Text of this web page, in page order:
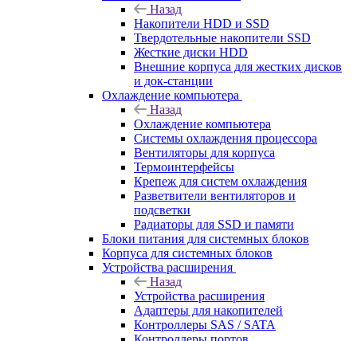
Назад
Накопители HDD и SSD
Твердотельные накопители SSD
Жесткие диски HDD
Внешние корпуса для жестких дисков
и док-станции
Охлаждение компьютера
Назад
Охлаждение компьютера
Системы охлаждения процессора
Вентиляторы для корпуса
Термоинтерфейсы
Крепеж для систем охлаждения
Разветвители вентиляторов и
подсветки
Радиаторы для SSD и памяти
Блоки питания для системных блоков
Корпуса для системных блоков
Устройства расширения
Назад
Устройства расширения
Адаптеры для накопителей
Контроллеры SAS / SATA